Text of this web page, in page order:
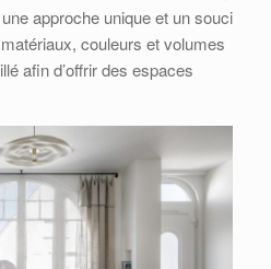
approche unique et un souci
couleurs et volumes
afin d’offrir des espaces